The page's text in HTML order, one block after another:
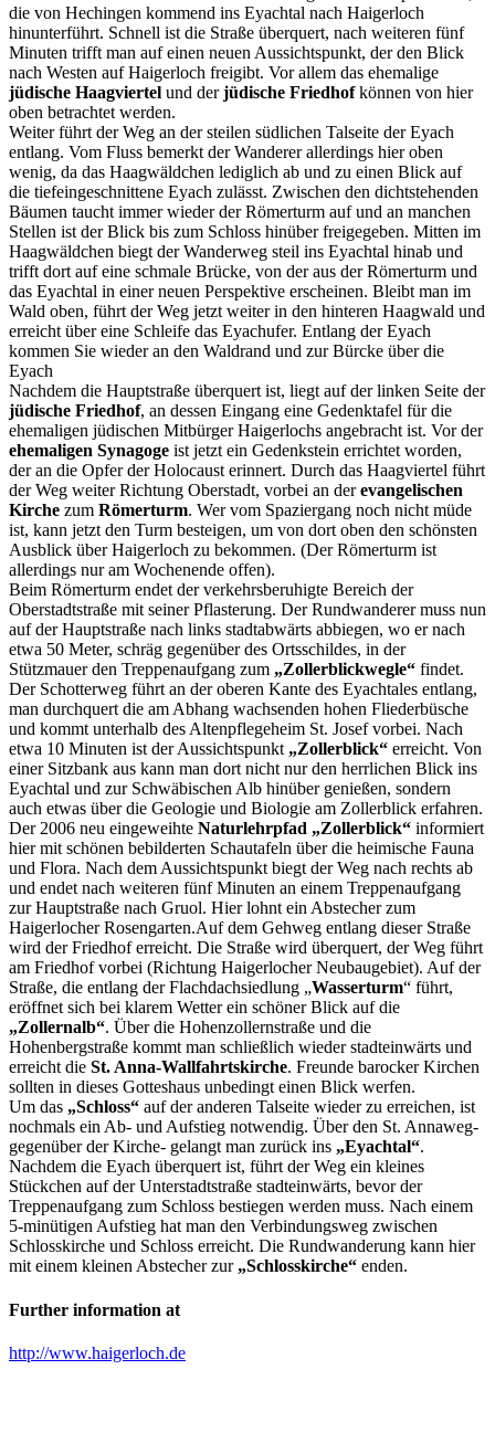
die von Hechingen kommend ins Eyachtal nach Haigerloch
hinunterführt. Schnell ist die Straße überquert, nach weiteren fünf
Minuten trifft man auf einen neuen Aussichtspunkt, der den Blick
nach Westen auf Haigerloch freigibt. Vor allem das ehemalige
jüdische Haagviertel und derjüdische Friedhofkönnen von hier
oben betrachtet werden.
Weiter führt der Weg an der steilen südlichen Talseite der Eyach
entlang. Vom Fluss bemerkt der Wanderer allerdings hier oben
wenig, da das Haagwäldchen lediglich ab und zu einen Blick auf
die tiefeingeschnittene Eyach zulässt. Zwischen den dichtstehenden
Bäumen taucht immer wieder der Römerturm auf und an manchen
Stellen ist der Blick bis zum Schloss hinüber freigegeben. Mitten im
Haagwäldchen biegt der Wanderweg steil ins Eyachtal hinab und
trifft dort auf eine schmale Brücke, von der aus der Römerturm und
das Eyachtal in einer neuen Perspektive erscheinen. Bleibt man im
Wald oben, führt der Weg jetzt weiter in den hinteren Haagwald und
erreicht über eine Schleife das Eyachufer. Entlang der Eyach
kommen Sie wieder an den Waldrand und zur Bürcke über die
Eyach
Nachdem die Hauptstraße überquert ist, liegt auf der linken Seite der
jüdische Friedhof, an dessen Eingang eine Gedenktafel für die
ehemaligen jüdischen Mitbürger Haigerlochs angebracht ist. Vor der
ehemaligen Synagoge ist jetzt ein Gedenkstein errichtet worden,
der an die Opfer der Holocaust erinnert. Durch das Haagviertel führt
der Weg weiter Richtung Oberstadt, vorbei an derevangelischen
Kirche zum Römerturm. Wer vom Spaziergang noch nicht müde
ist, kann jetzt den Turm besteigen, um von dort oben den schönsten
Ausblick über Haigerloch zu bekommen. (Der Römerturm ist
allerdings nur am Wochenende offen).
Beim Römerturm endet der verkehrsberuhigte Bereich der
Oberstadtstraße mit seiner Pflasterung. Der Rundwanderer muss nun
auf der Hauptstraße nach links stadtabwärts abbiegen, wo er nach
etwa 50 Meter, schräg gegenüber des Ortsschildes, in der
Stützmauer den Treppenaufgang zum „Zollerblickwegle“ findet.
Der Schotterweg führt an der oberen Kante des Eyachtales entlang,
man durchquert die am Abhang wachsenden hohen Fliederbüsche
und kommt unterhalb des Altenpflegeheim St. Josef vorbei. Nach
etwa 10 Minuten ist der Aussichtspunkt „Zollerblick“ erreicht. Von
einer Sitzbank aus kann man dort nicht nur den herrlichen Blick ins
Eyachtal und zur Schwäbischen Alb hinüber genießen, sondern
auch etwas über die Geologie und Biologie am Zollerblick erfahren.
Der 2006 neu eingeweihte Naturlehrpfad „Zollerblick“ informiert
hier mit schönen bebilderten Schautafeln über die heimische Fauna
und Flora. Nach dem Aussichtspunkt biegt der Weg nach rechts ab
und endet nach weiteren fünf Minuten an einem Treppenaufgang
zur Hauptstraße nach Gruol. Hier lohnt ein Abstecher zum
Haigerlocher Rosengarten.Auf dem Gehweg entlang dieser Straße
wird der Friedhof erreicht. Die Straße wird überquert, der Weg führt
am Friedhof vorbei (Richtung Haigerlocher Neubaugebiet). Auf der
Straße, die entlang der Flachdachsiedlung „Wasserturm“ führt,
eröffnet sich bei klarem Wetter ein schöner Blick auf die
„Zollernalb“. Über die Hohenzollernstraße und die
Hohenbergstraße kommt man schließlich wieder stadteinwärts und
erreicht die St. Anna-Wallfahrtskirche. Freunde barocker Kirchen
sollten in dieses Gotteshaus unbedingt einen Blick werfen.
Um das „Schloss“ auf der anderen Talseite wieder zu erreichen, ist
nochmals ein Ab- und Aufstieg notwendig. Über den St. Annaweg-
gegenüber der Kirche- gelangt man zurück ins „Eyachtal“.
Nachdem die Eyach überquert ist, führt der Weg ein kleines
Stückchen auf der Unterstadtstraße stadteinwärts, bevor der
Treppenaufgang zum Schloss bestiegen werden muss. Nach einem
5-minütigen Aufstieg hat man den Verbindungsweg zwischen
Schlosskirche und Schloss erreicht. Die Rundwanderung kann hier
mit einem kleinen Abstecher zur „Schlosskirche“ enden.
Further information at
http://www.haigerloch.de